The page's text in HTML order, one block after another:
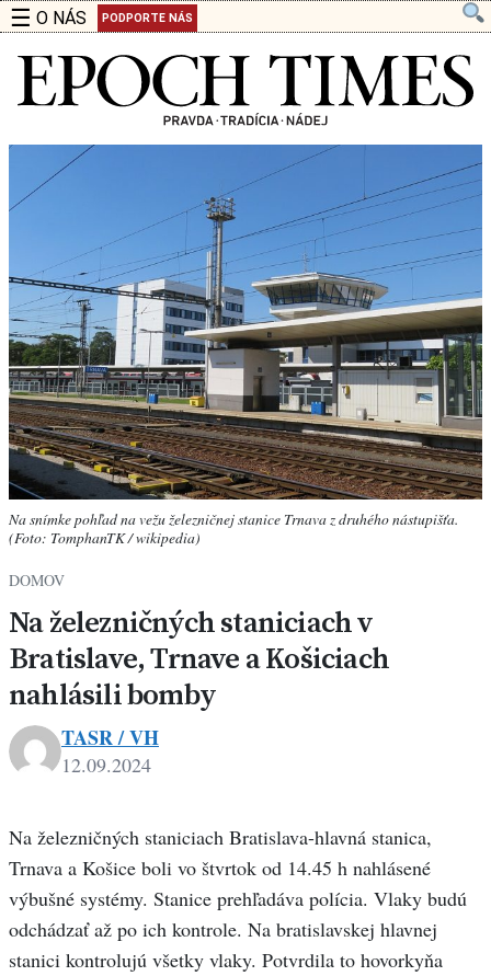
☰ O NÁS PODPORTE NÁS
Na snímke pohľad na vežu železničnej stanice Trnava z druhého nástupišťa.
(Foto: TomphanTK / wikipedia)
DOMOV
Na železničných staniciach v
Bratislave, Trnave a Košiciach
nahlásili bomby
TASR / VH
12.09.2024
Na železničných staniciach Bratislava-hlavná stanica,
Trnava a Košice boli vo štvrtok od 14.45 h nahlásené
výbušné systémy. Stanice prehľadáva polícia. Vlaky budú
odchádzať až po ich kontrole. Na bratislavskej hlavnej
stanici kontrolujú všetky vlaky. Potvrdila to hovorkyňa